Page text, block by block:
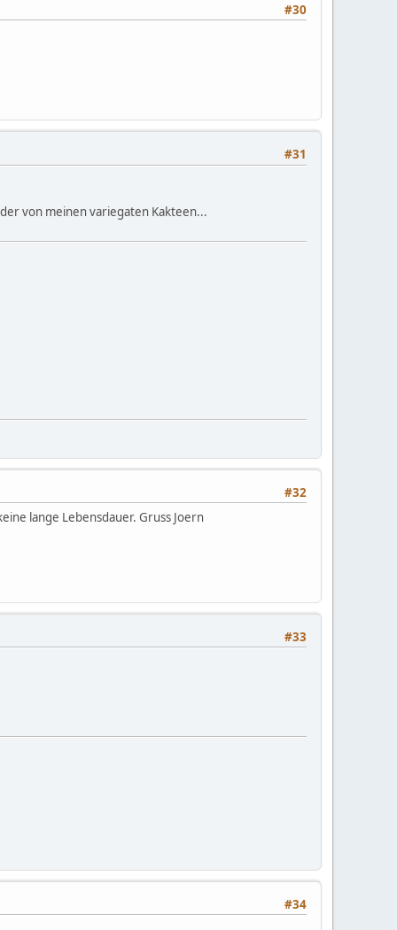
#30
#31
von meinen variegaten Kakteen...
#32
lange Lebensdauer. Gruss Joern
#33
#34